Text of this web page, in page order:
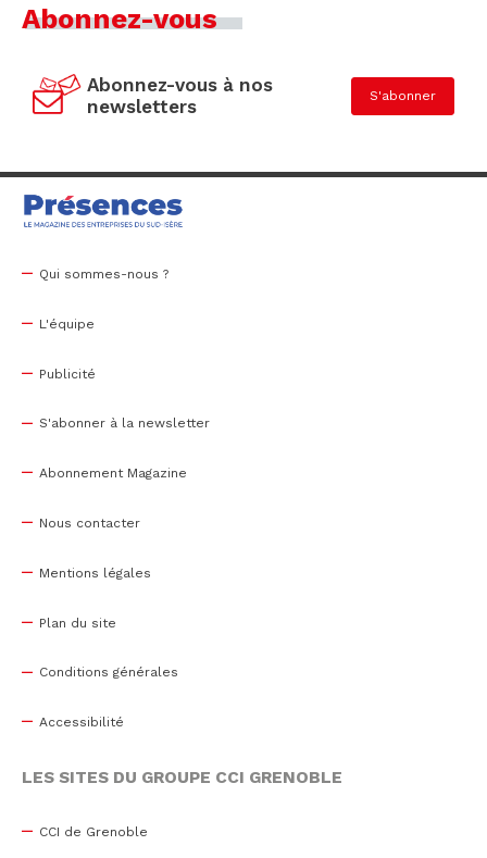
Abonnez-vous
Abonnez-vous à nos
newsletters
S'abonner
Qui sommes-nous ?
L'équipe
Publicité
S'abonner à la newsletter
Abonnement Magazine
Nous contacter
Mentions légales
Plan du site
Conditions générales
Accessibilité
LES SITES DU GROUPE CCI GRENOBLE
CCI de Grenoble